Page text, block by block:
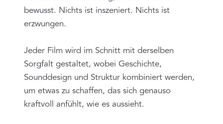
bewusst. Nichts ist inszeniert. Nichts ist
erzwungen.
Jeder Film wird im Schnitt mit derselben
Sorgfalt gestaltet, wobei Geschichte,
Sounddesign und Struktur kombiniert werden,
um etwas zu schaffen, das sich genauso
kraftvoll anfühlt, wie es aussieht.